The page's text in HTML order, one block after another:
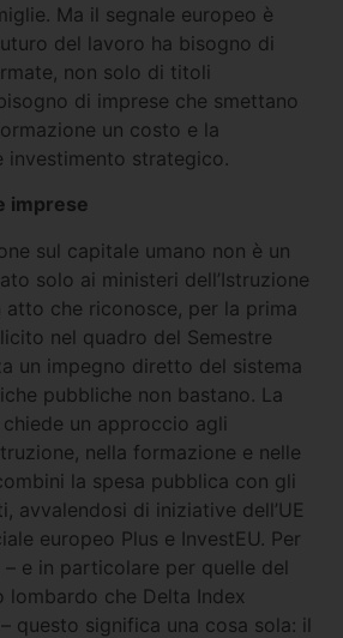
Ma il segnale europeo è
del lavoro ha bisogno di
non solo di titoli
di imprese che smettano
un costo e la
investimento strategico.
imprese
sul capitale umano non è un
solo ai ministeri dell’Istruzione
atto che riconosce, per la prima
nel quadro del Semestre
un impegno diretto del sistema
pubbliche non bastano. La
un approccio agli
nella formazione e nelle
la spesa pubblica con gli
avvalendosi di iniziative dell’UE
europeo Plus e InvestEU. Per
e in particolare per quelle del
che Delta Index
questo significa una cosa sola: il